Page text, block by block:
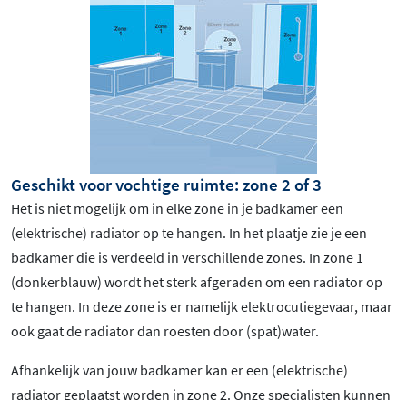
Geschikt voor vochtige ruimte: zone 2 of 3
Het is niet mogelijk om in elke zone in je badkamer een
(elektrische) radiator op te hangen. In het plaatje zie je een
badkamer die is verdeeld in verschillende zones. In zone 1
(donkerblauw) wordt het sterk afgeraden om een radiator op
te hangen. In deze zone is er namelijk elektrocutiegevaar, maar
ook gaat de radiator dan roesten door (spat)water.
Afhankelijk van jouw badkamer kan er een (elektrische)
radiator geplaatst worden in zone 2. Onze specialisten kunnen